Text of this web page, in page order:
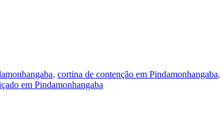
, cortina de contenção em Pindamonhangaba,
em Pindamonhangaba